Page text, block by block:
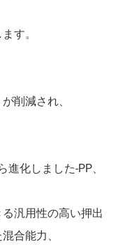
す。
削減され、
進化しました-PP、
汎用性の高い押出
合能力、